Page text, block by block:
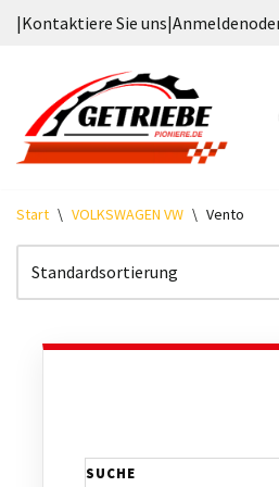
springen
|Kontaktiere Sie uns|Anmelden
Start \ VOLKSWAGEN VW \ Vento
SUCHE